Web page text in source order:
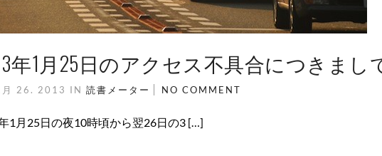
年1月25日のアクセス不具合につきまし
月 26. 2013 IN 読書メーター NO COMMENT
1月25日の夜10時頃から翌26日の3 […]